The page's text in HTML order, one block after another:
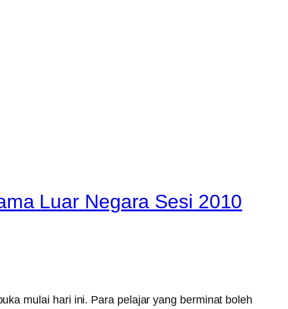
Luar Negara Sesi 2010
mulai hari ini. Para pelajar yang berminat boleh